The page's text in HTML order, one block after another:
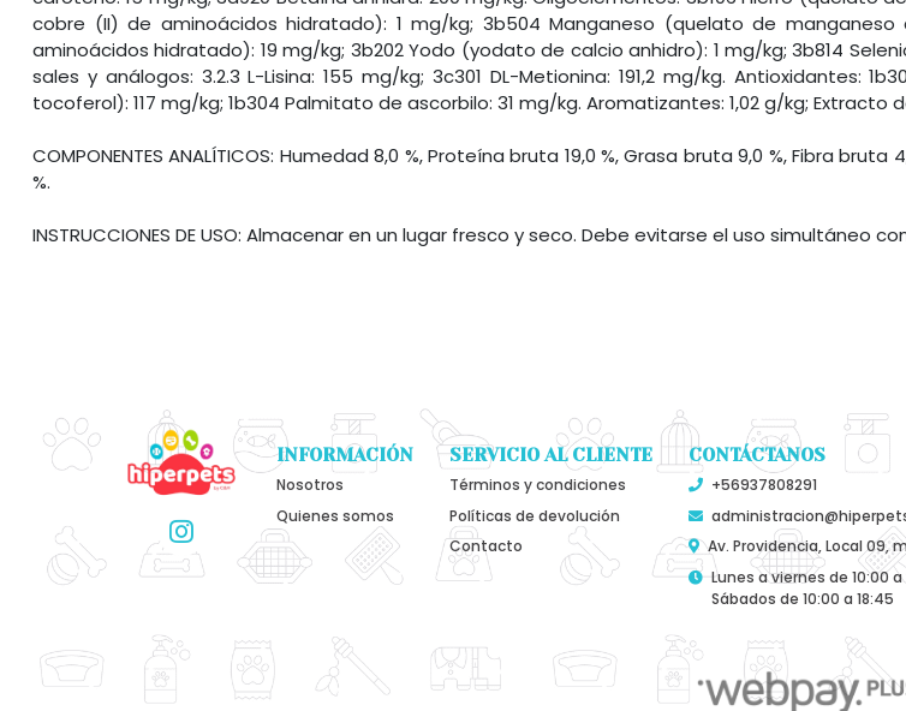
cobre (II) de aminoácidos hidratado): 1 mg/kg; 3b504 Manganeso (quelato de
aminoácidos hidratado): 19 mg/kg; 3b202 Yodo (yodato de calcio anhidro): 1 mg/kg; 3b814
sales y análogos: 3.2.3 L-Lisina: 155 mg/kg; 3c301 DL-Metionina: 191,2 mg/kg.
tocoferol): 117 mg/kg; 1b304 Palmitato de ascorbilo: 31 mg/kg. Aromatizantes: 1,02 g/kg; Extracto
COMPONENTES ANALÍTICOS: Humedad 8,0 %, Proteína bruta 19,0 %, Grasa bruta 9,0 %, Fibra
%.
INSTRUCCIONES DE USO: Almacenar en un lugar fresco y seco. Debe evitarse el uso
INFORMACIÓN
Nosotros
Quienes somos
SERVICIO AL CLIENTE
Términos y condiciones
Políticas de devolución
Contacto
CONTÁCTANOS
+56937808291
Av. Providencia, Local
Lunes a viernes de 10:00
Sábados de 10:00 a 18:45